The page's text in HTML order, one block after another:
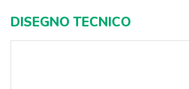
DISEGNO TECNICO